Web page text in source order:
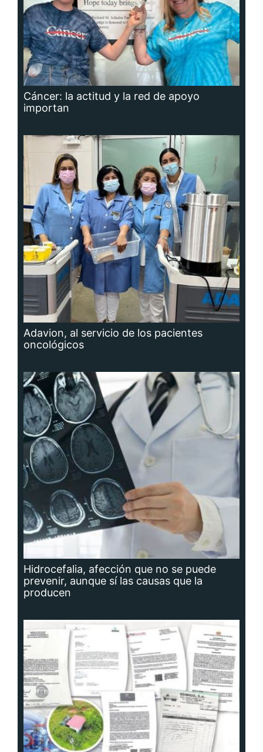
Cáncer: la actitud y la red de apoyo
importan
Adavion, al servicio de los pacientes
oncológicos
Hidrocefalia, afección que no se puede
prevenir, aunque sí las causas que la
producen